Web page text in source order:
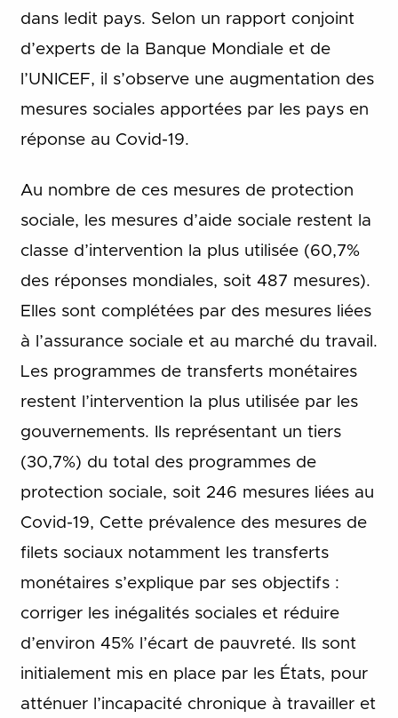
dans ledit pays. Selon un rapport conjoint
d’experts de la Banque Mondiale et de
l’UNICEF, il s’observe une augmentation des
mesures sociales apportées par les pays en
réponse au Covid-19.
Au nombre de ces mesures de protection
sociale, les mesures d’aide sociale restent la
classe d’intervention la plus utilisée (60,7%
des réponses mondiales, soit 487 mesures).
Elles sont complétées par des mesures liées
à l’assurance sociale et au marché du travail.
Les programmes de transferts monétaires
restent l’intervention la plus utilisée par les
gouvernements. Ils représentant un tiers
(30,7%) du total des programmes de
protection sociale, soit 246 mesures liées au
Covid-19, Cette prévalence des mesures de
filets sociaux notamment les transferts
monétaires s’explique par ses objectifs :
corriger les inégalités sociales et réduire
d’environ 45% l’écart de pauvreté. Ils sont
initialement mis en place par les États, pour
atténuer l’incapacité chronique à travailler et